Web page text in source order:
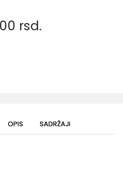
rsd.
OPIS SADRŽAJI